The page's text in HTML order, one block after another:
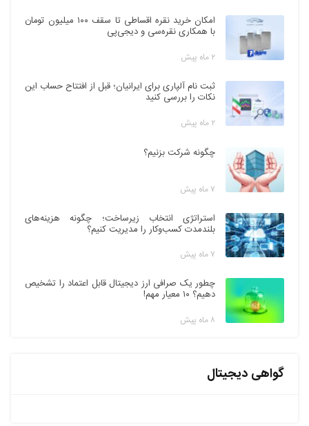
امکان خرید نقره اقساطی تا سقف ۱۰۰ میلیون تومان
با همکاری نقره‌سی و دیجی‌پی
۲ ماه پیش
ثبت نام آلپاری برای ایرانیان؛ قبل از افتتاح حساب این
نکات را بررسی کنید
۲ ماه پیش
چگونه شرکت بزنیم؟
۷ ماه پیش
استراتژی انتخاب زیرساخت؛ چگونه هزینه‌های
بلندمدت کسب‌وکار را مدیریت کنیم؟
۷ ماه پیش
چطور یک صرافی ارز دیجیتال قابل اعتماد را تشخیص
دهیم؟ ۱۰ معیار مهم!
۸ ماه پیش
گواهی دیجیتال